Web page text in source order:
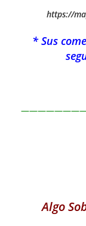
https://
* Sus
Algo